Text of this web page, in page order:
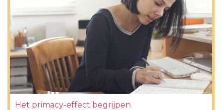
Het primacy-effect begrijpen